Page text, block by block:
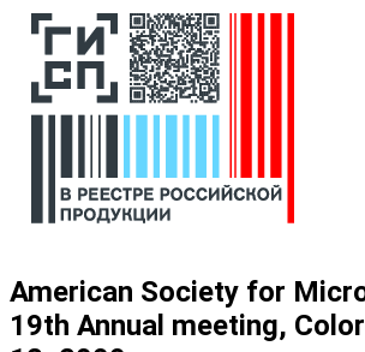
American Society for
19th Annual meeting,